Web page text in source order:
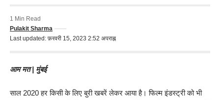
Last updated: फ़रवरी 15, 2023 2:52 अपराह्न
Pulakit Sharma
1 Min Read
आम मत | मुंबई
साल 2020 हर किसी के लिए बुरी खबरें लेकर आया है। फिल्म इंडस्ट्री को भी